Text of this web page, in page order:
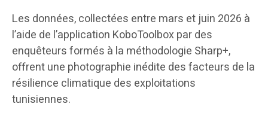
Les données, collectées entre mars et juin 2026 à
l’aide de l’application KoboToolbox par des
enquêteurs formés à la méthodologie Sharp+,
offrent une photographie inédite des facteurs de la
résilience climatique des exploitations
tunisiennes.